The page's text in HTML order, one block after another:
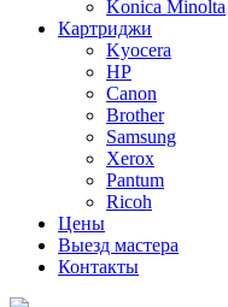
Konica Minolta
Картриджи
Kyocera
HP
Canon
Brother
Samsung
Xerox
Pantum
Ricoh
Цены
Выезд мастера
Контакты